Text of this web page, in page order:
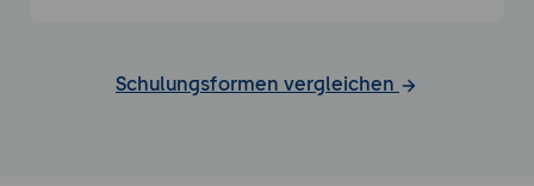
Schulungsformen vergleichen